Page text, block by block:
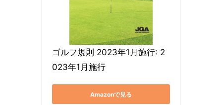
ゴルフ規則 2023年1月施行: 2
023年1月施行
Amazonで見る